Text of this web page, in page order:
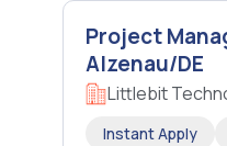
Project
Alzenau/DE
Littlebit
Instant Apply